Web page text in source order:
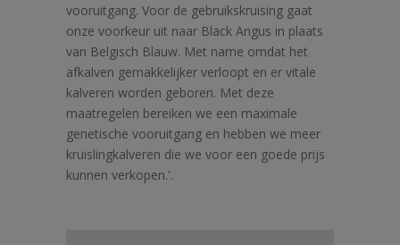
vooruitgang. Voor de gebruikskruising gaat
onze voorkeur uit naar Black Angus in plaats
van Belgisch Blauw. Met name omdat het
afkalven gemakkelijker verloopt en er vitale
kalveren worden geboren. Met deze
maatregelen bereiken we een maximale
genetische vooruitgang en hebben we meer
kruislingkalveren die we voor een goede prijs
kunnen verkopen.'.